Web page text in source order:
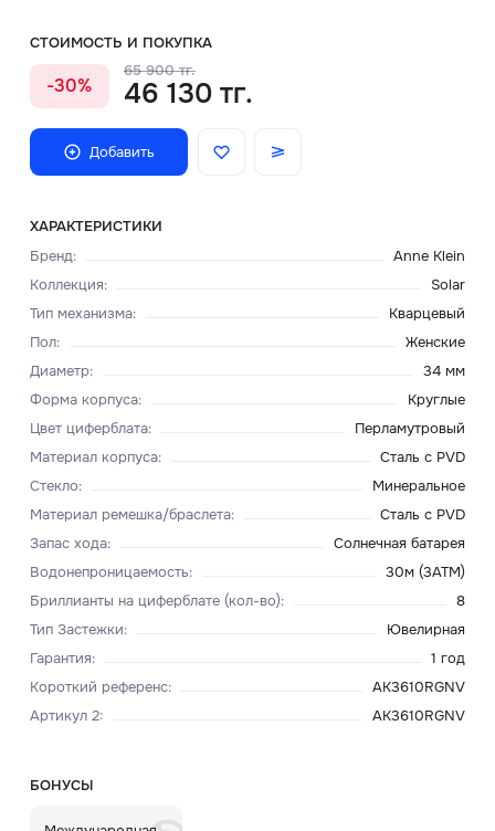
СТОИМОСТЬ И ПОКУПКА
-30%
65 900 тг.
46 130 тг.
Добавить
ХАРАКТЕРИСТИКИ
Бренд:
Anne Klein
Коллекция:
Solar
Тип механизма:
Кварцевый
Пол:
Женские
Диаметр:
34 мм
Форма корпуса:
Круглые
Цвет циферблата:
Перламутровый
Материал корпуса:
Сталь с PVD
Стекло:
Минеральное
Материал ремешка/браслета:
Сталь с PVD
Запас хода:
Солнечная батарея
Водонепроницаемость:
30м (3ATM)
Бриллианты на циферблате (кол-во):
8
Тип Застежки:
Ювелирная
Гарантия:
1 год
Короткий референс:
AK3610RGNV
Артикул 2: AK3610RGNV
БОНУСЫ
О нас
Доставка и оплата
Блог